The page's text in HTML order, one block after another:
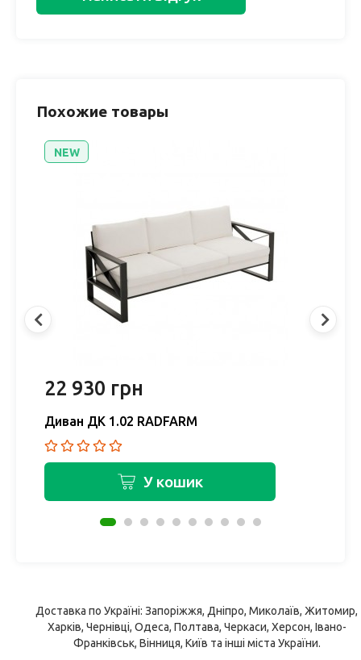
Похожие товары
NEW
22 930 грн
Диван ДК 1.02 RADFARM
У кошик
Доставка по Україні: Запоріжжя, Дніпро, Миколаїв, Житомир,
Харків, Чернівці, Одеса, Полтава, Черкаси, Херсон, Івано-
Франківськ, Вінниця, Київ та інші міста України.